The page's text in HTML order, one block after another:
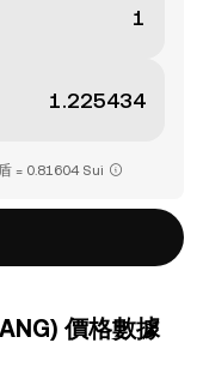
= 0.81604 Sui
價格數據